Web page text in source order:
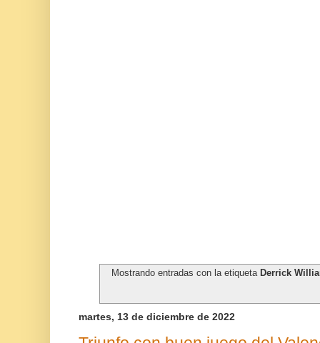
Mostrando entradas con la etiqueta Derrick
martes, 13 de diciembre de 2022